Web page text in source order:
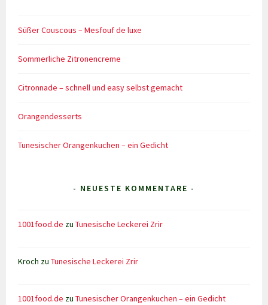
Süßer Couscous – Mesfouf de luxe
Sommerliche Zitronencreme
Citronnade – schnell und easy selbst gemacht
Orangendesserts
Tunesischer Orangenkuchen – ein Gedicht
- NEUESTE KOMMENTARE -
1001food.de zuTunesische Leckerei Zrir
Kroch zuTunesische Leckerei Zrir
1001food.de zuTunesischer Orangenkuchen – ein Gedicht